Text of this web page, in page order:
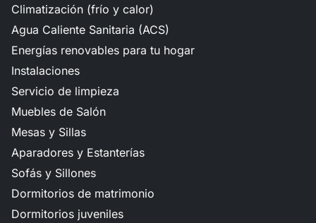
Climatización (frío y calor)
Agua Caliente Sanitaria (ACS)
Energías renovables para tu hogar
Instalaciones
Servicio de limpieza
Muebles de Salón
Mesas y Sillas
Aparadores y Estanterías
Sofás y Sillones
Dormitorios de matrimonio
Dormitorios juveniles